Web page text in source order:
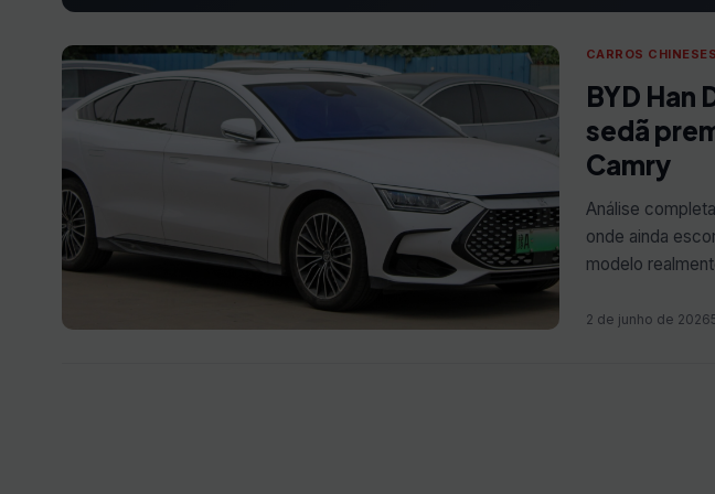
CARROS CHINESES
BYD Han
sedã
Camry
Análise
onde ainda
modelo
2 de junho de 2026